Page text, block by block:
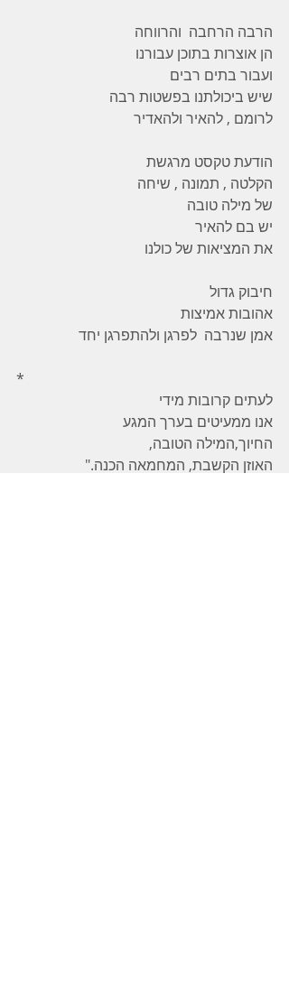
הרבה הרחבה  והרווחה
הן אוצרות בתוכן עבורנו
ועבור בתים רבים
שיש ביכולתנו בפשטות רבה
לרומם , להאיר ולהאדיר
הודעת טקסט מרגשת
הקלטה , תמונה , שיחה
של מילה טובה
יש בם להאיר
את המציאות של כולנו
חיבוק גדול
אהובות אמיצות
אמן שנרבה  לפרגן ולהתפרגן יחד
*
לעתים קרובות מידי
אנו ממעיטים בערך המגע
החיוך,המילה הטובה,
האוזן הקשבת, המחמאה הכנה."